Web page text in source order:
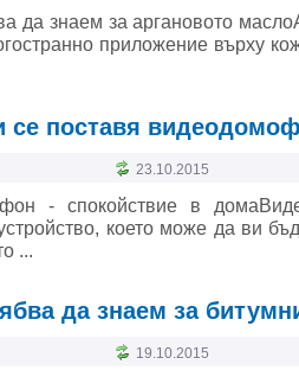
да знаем за аргановото
приложение върху
се поставя
23.10.2015
- спокойствие в
което може да ви
...
да знаем за
19.10.2015